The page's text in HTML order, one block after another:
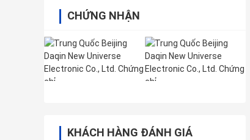
CHỨNG NHẬN
KHÁCH HÀNG ĐÁNH GIÁ